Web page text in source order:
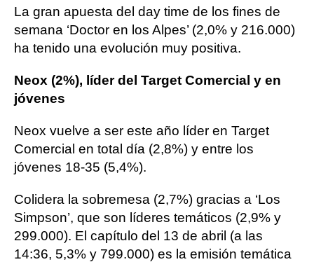
La gran apuesta del day time de los fines de
semana ‘Doctor en los Alpes’ (2,0% y 216.000)
ha tenido una evolución muy positiva.
Neox (2%), líder del Target Comercial y en
jóvenes
Neox vuelve a ser este año líder en Target
Comercial en total día (2,8%) y entre los
jóvenes 18-35 (5,4%).
Colidera la sobremesa (2,7%) gracias a ‘Los
Simpson’, que son líderes temáticos (2,9% y
299.000). El capítulo del 13 de abril (a las
14:36, 5,3% y 799.000) es la emisión temática